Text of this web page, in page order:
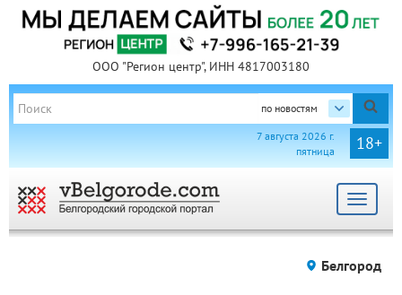
ООО "Регион центр", ИНН 4817003180
по новостям
18+
7 августа 2026 г.
пятница
Toggle
Белгород